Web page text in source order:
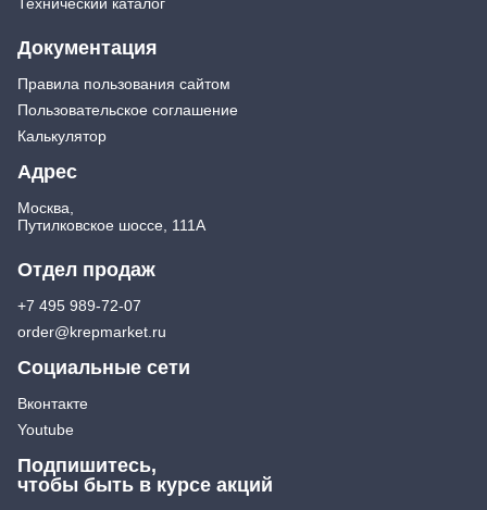
Документация
Правила пользования сайтом
Пользовательское соглашение
Калькулятор
Адрес
Москва,
Путилковское шоссе, 111А
Отдел продаж
+7 495 989-72-07
order@krepmarket.ru
Социальные сети
Вконтакте
Youtube
Подпишитесь,
чтобы быть в курсе акций